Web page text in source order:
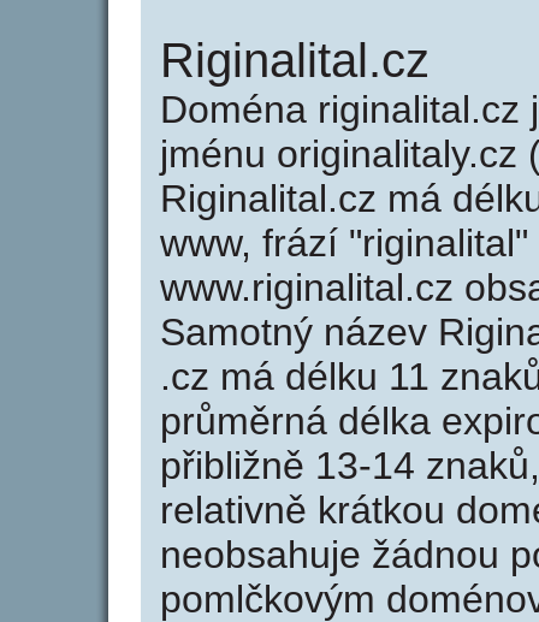
Riginalital.cz
Doména riginalital.cz
jménu originalitaly.cz
Riginalital.cz má
www, frází
www.riginalital.cz
Samotný název
.cz má délku 11
průměrná délka
přibližně 13-14
relativně krátkou
neobsahuje žádnou
pomlčkovým